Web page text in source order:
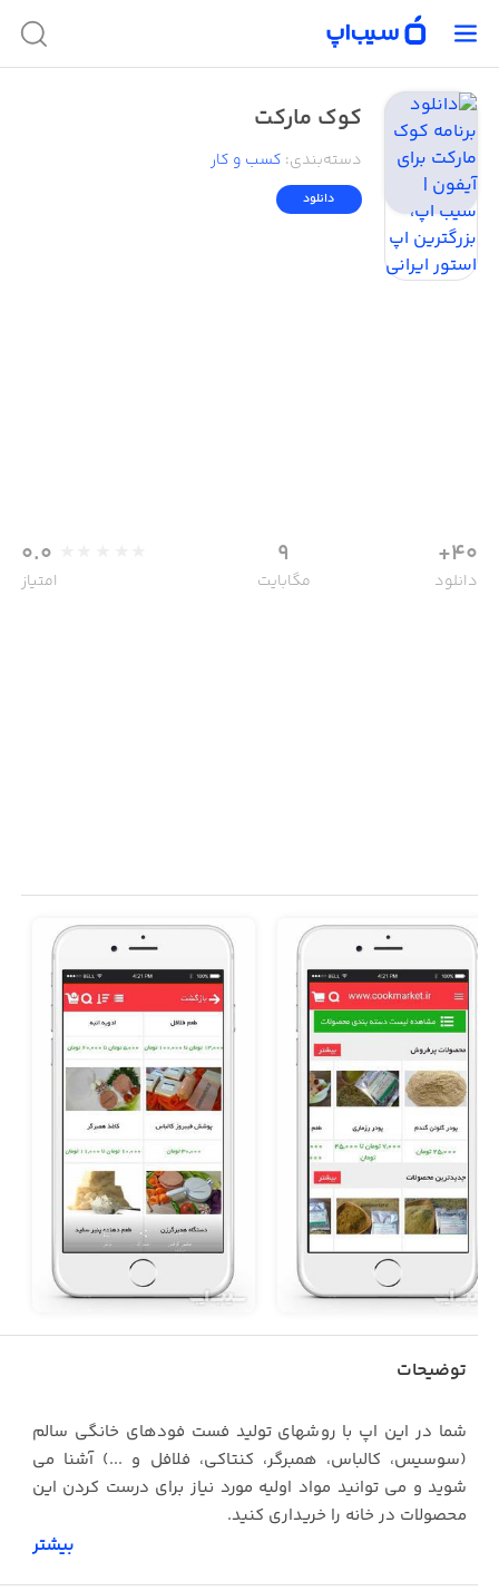
کوک مارکت
دسته‌بندی: کسب‌ و ‌کار
دانلود
40+
دانلود
9
مگابایت
0.0
امتیاز
توضیحات
شما در این اپ با روشهای تولید فست فودهای خانگی سالم
(سوسیس، کالباس، همبرگر، کنتاکی، فلافل و ...) آشنا می
شوید و می توانید مواد اولیه مورد نیاز برای درست کردن این
محصولات در خانه را خریداری کنید.
بیشتر